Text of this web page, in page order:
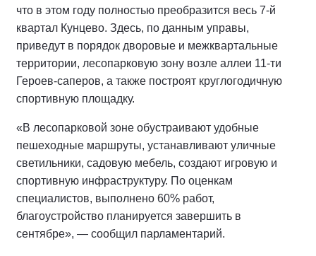
что в этом году полностью преобразится весь 7-й
квартал Кунцево. Здесь, по данным управы,
приведут в порядок дворовые и межквартальные
территории, лесопарковую зону возле аллеи 11-ти
Героев-саперов, а также построят круглогодичную
спортивную площадку.
«В лесопарковой зоне обустраивают удобные
пешеходные маршруты, устанавливают уличные
светильники, садовую мебель, создают игровую и
спортивную инфраструктуру. По оценкам
специалистов, выполнено 60% работ,
благоустройство планируется завершить в
сентябре», — сообщил парламентарий.